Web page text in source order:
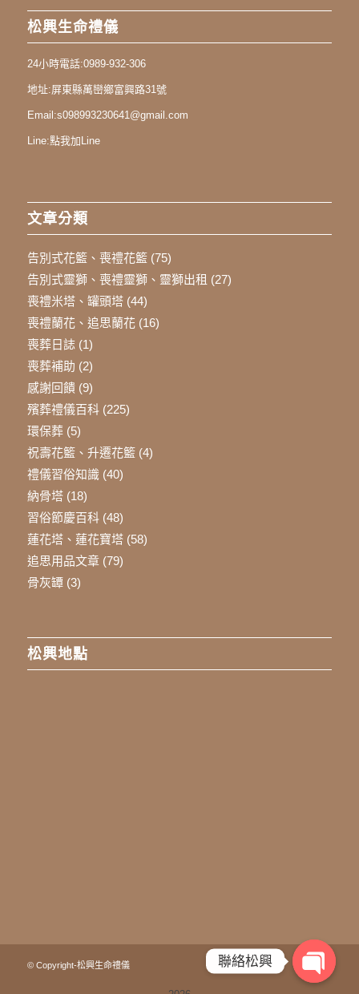
松興生命禮儀
24小時電話:0989-932-306
地址:屏東縣萬巒鄉富興路31號
Email:s098993230641@gmail.com
Line:點我加Line
文章分類
告別式花籃、喪禮花籃(75)
告別式靈獅、喪禮靈獅、靈獅出租 (27)
喪禮米塔、罐頭塔(44)
喪禮蘭花、追思蘭花(16)
喪葬日誌(1)
喪葬補助 (2)
感謝回饋(9)
殯葬禮儀百科(225)
環保葬(5)
祝壽花籃、升遷花籃(4)
禮儀習俗知識(40)
納骨塔(18)
習俗節慶百科(48)
蓮花塔、蓮花寶塔(58)
追思用品文章(79)
骨灰罈(3)
松興地點
© Copyright-松興生命禮儀 聯絡松興